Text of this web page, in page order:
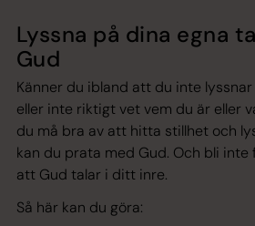
Lyssna på dina egna
Gud
Känner du ibland att du inte
eller inte riktigt vet vem du är eller
du må bra av att hitta stillhet och
kan du prata med Gud. Och bli inte
att Gud talar i ditt inre.
Så här kan du göra: